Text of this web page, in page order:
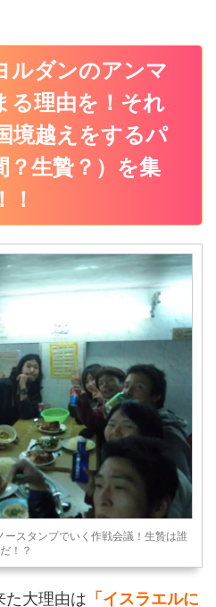
ルダンのアンマ
る理由を！それ
境越えをするパ
？生贄？）を集
！
ースタンプでいく作戦会議！生贄は誰
だ！？
た大理由は 「イスラエルに